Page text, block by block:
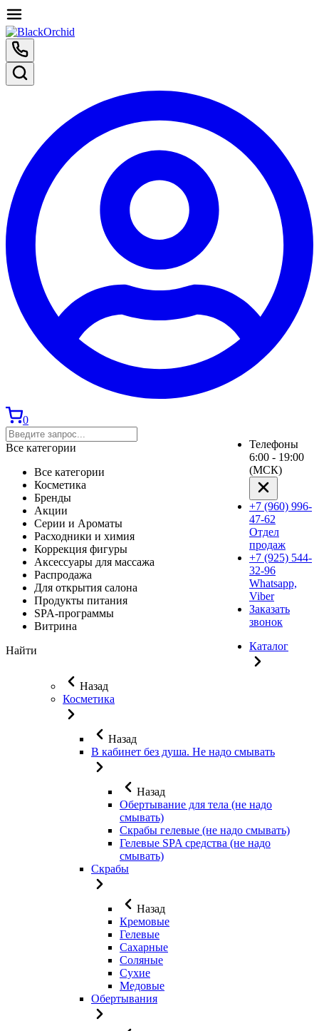
0
Все категории
Все категории
Косметика
Бренды
Акции
Серии и Ароматы
Расходники и химия
Коррекция фигуры
Аксессуары для массажа
Распродажа
Для открытия салона
Продукты питания
SPA-программы
Витрина
Найти
Телефоны
6:00 - 19:00
(МСК)
+7 (960) 996-
47-62
Отдел
продаж
+7 (925) 544-
32-96
Whatsapp,
Viber
Заказать
звонок
Каталог
Назад
Косметика
Назад
В кабинет без душа. Не надо смывать
Назад
Обертывание для тела (не надо
смывать)
Скрабы гелевые (не надо смывать)
Гелевые SPA средства (не надо
смывать)
Скрабы
Назад
Кремовые
Гелевые
Сахарные
Соляные
Сухие
Медовые
Обертывания